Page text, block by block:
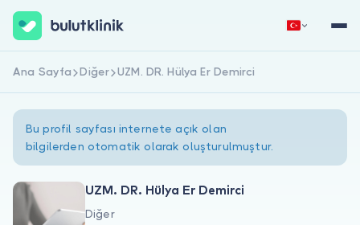
Hemen Kaydol Giriş Yap
Ana Sayfa Diğer UZM. DR. Hülya Er Demirci
Bu profil sayfası internete açık olan
bilgilerden otomatik olarak oluşturulmuştur.
UZM. DR. Hülya Er Demirci
Diğer